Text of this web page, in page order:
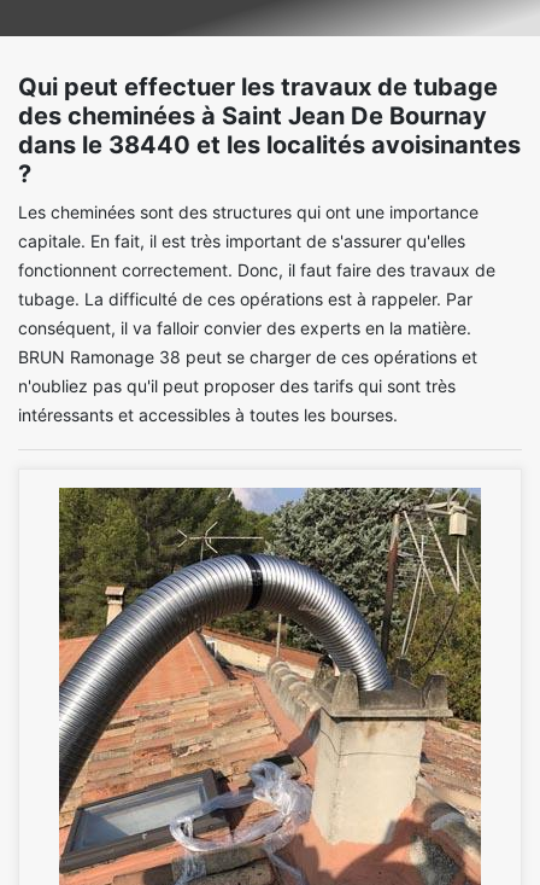
Qui peut effectuer les travaux de tubage
des cheminées à Saint Jean De Bournay
dans le 38440 et les localités avoisinantes
?
Les cheminées sont des structures qui ont une importance
capitale. En fait, il est très important de s'assurer qu'elles
fonctionnent correctement. Donc, il faut faire des travaux de
tubage. La difficulté de ces opérations est à rappeler. Par
conséquent, il va falloir convier des experts en la matière.
BRUN Ramonage 38 peut se charger de ces opérations et
n'oubliez pas qu'il peut proposer des tarifs qui sont très
intéressants et accessibles à toutes les bourses.